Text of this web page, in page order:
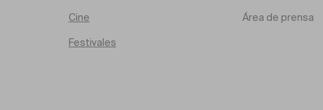
Cine
Festivales
Área de prensa